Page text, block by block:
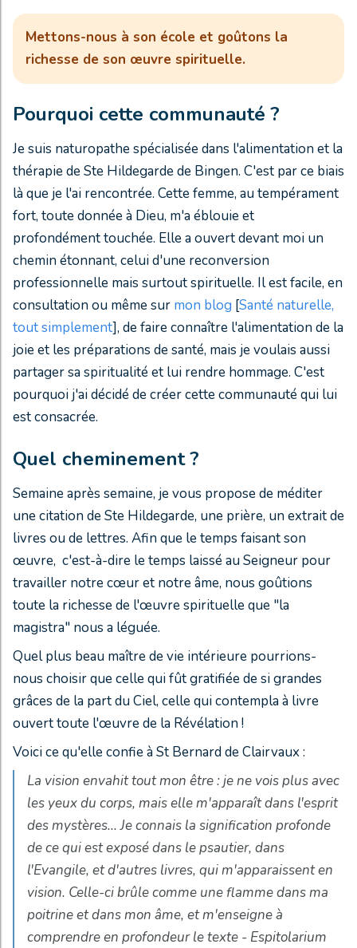
Mettons-nous à son école et goûtons la
richesse de son œuvre spirituelle.
Pourquoi cette communauté ?
Je suis naturopathe spécialisée dans l'alimentation et la
thérapie de Ste Hildegarde de Bingen. C'est par ce biais
là que je l'ai rencontrée. Cette femme, au tempérament
fort, toute donnée à Dieu, m'a éblouie et
profondément touchée. Elle a ouvert devant moi un
chemin étonnant, celui d'une reconversion
professionnelle mais surtout spirituelle. Il est facile, en
consultation ou même sur mon blog [Santé naturelle,
tout simplement], de faire connaître l'alimentation de la
joie et les préparations de santé, mais je voulais aussi
partager sa spiritualité et lui rendre hommage. C'est
pourquoi j'ai décidé de créer cette communauté qui lui
est consacrée.
Quel cheminement ?
Semaine après semaine, je vous propose de méditer
une citation de Ste Hildegarde, une prière, un extrait de
livres ou de lettres. Afin que le temps faisant son
œuvre, c'est-à-dire le temps laissé au Seigneur pour
travailler notre cœur et notre âme, nous goûtions
toute la richesse de l'œuvre spirituelle que "la
magistra" nous a léguée.
Quel plus beau maître de vie intérieure pourrions-
nous choisir que celle qui fût gratifiée de si grandes
grâces de la part du Ciel, celle qui contempla à livre
ouvert toute l'œuvre de la Révélation !
Voici ce qu'elle confie à St Bernard de Clairvaux :
La vision envahit tout mon être : je ne vois plus avec
les yeux du corps, mais elle m'apparaît dans l'esprit
des mystères... Je connais la signification profonde
de ce qui est exposé dans le psautier, dans
l'Evangile, et d'autres livres, qui m'apparaissent en
vision. Celle-ci brûle comme une flamme dans ma
poitrine et dans mon âme, et m'enseigne à
comprendre en profondeur le texte - Espitolarium